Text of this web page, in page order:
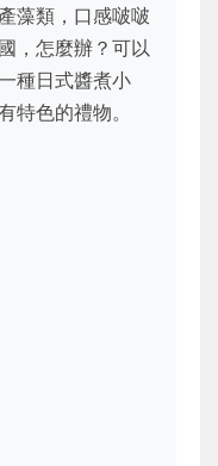
藻類，口感啵啵
，怎麼辦？可以
一種日式醬煮小
特色的禮物。